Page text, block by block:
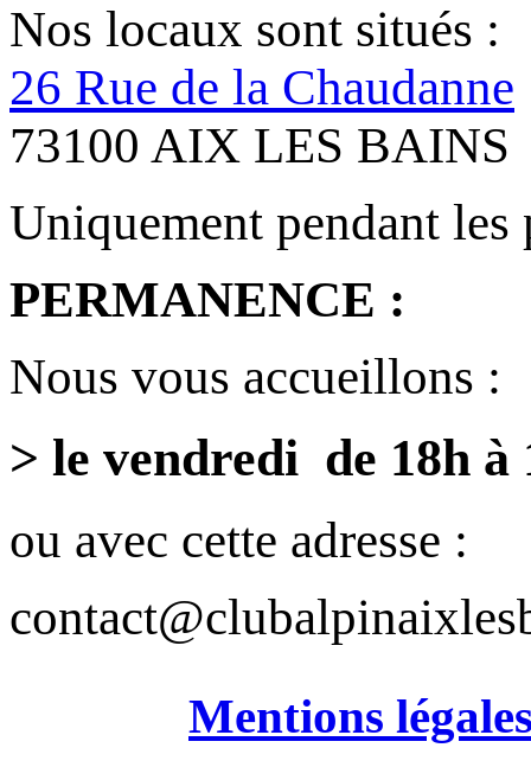
Nos locaux sont situés :
26 Rue de la Chaudanne
73100 AIX LES BAINS
Uniquement pendant les
PERMANENCE :
Nous vous accueillons :
> le vendredi de 18h à
ou avec cette adresse :
Mentions